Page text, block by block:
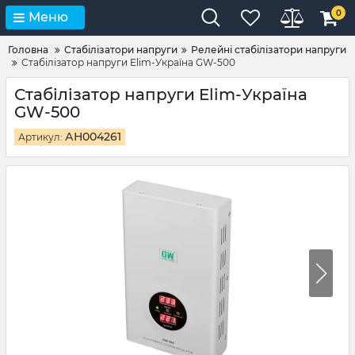
Меню 0
Головна Стабілізатори напруги
Релейні стабілізатори напруги
Стабілізатор напруги Elim-Україна GW-500
Стабілізатор напруги Elim-Україна
GW-500
Артикул: АН004261